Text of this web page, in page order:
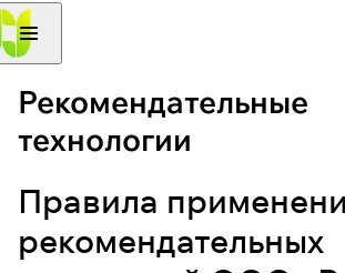
Рекомендательные
технологии
Правила
рекомендательных